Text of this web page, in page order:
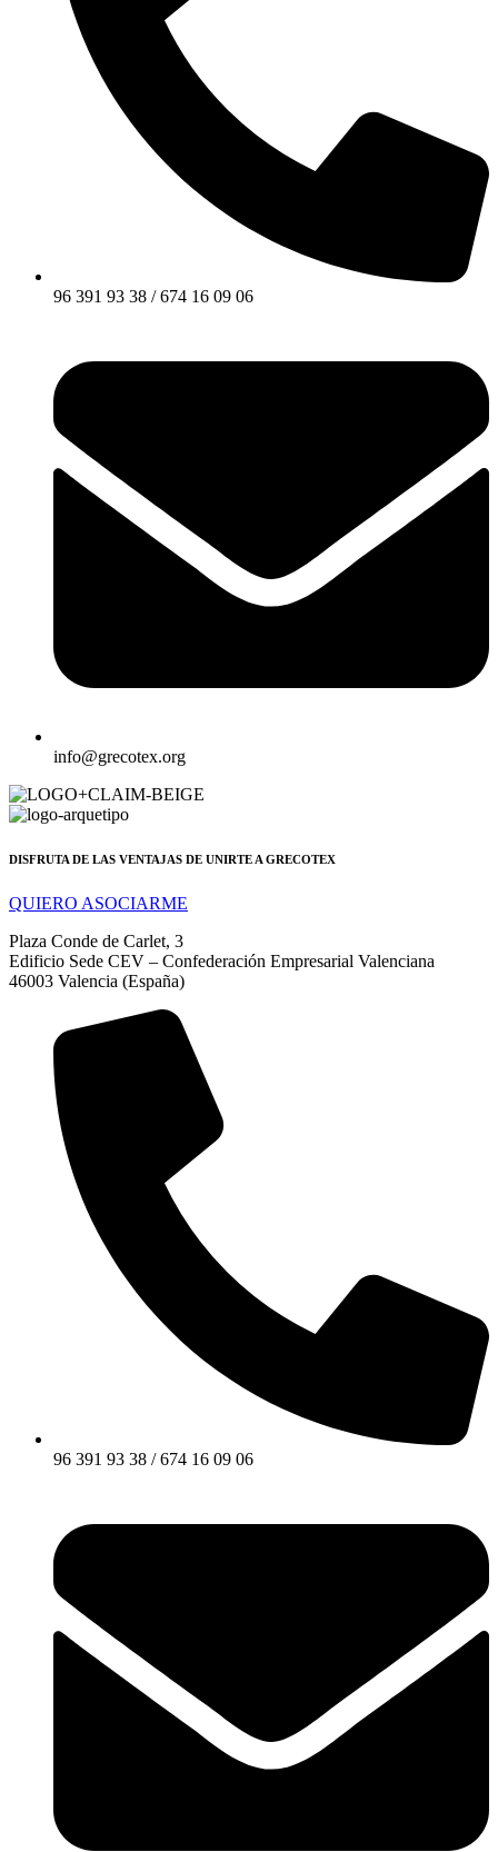
96 391 93 38 / 674 16 09 06
info@grecotex.org
DISFRUTA DE LAS VENTAJAS DE UNIRTE A GRECOTEX
QUIERO ASOCIARME
Plaza Conde de Carlet, 3
Edificio Sede CEV – Confederación Empresarial Valenciana
46003 Valencia (España)
96 391 93 38 / 674 16 09 06